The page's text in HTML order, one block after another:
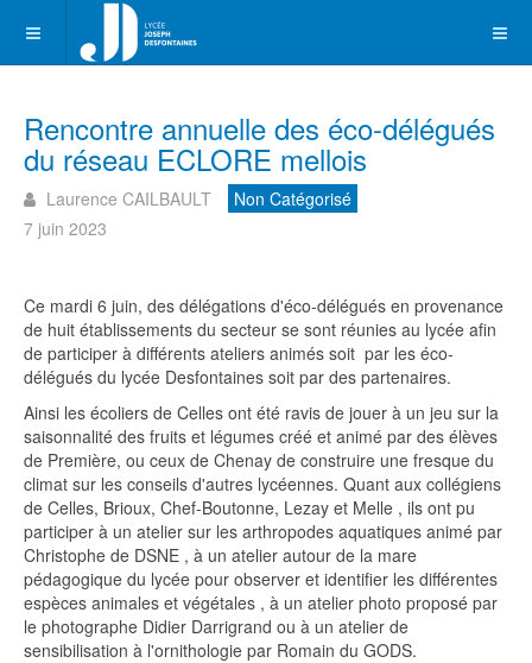
Rencontre annuelle des éco-délégués
du réseau ECLORE mellois
Laurence CAILBAULT
Non Catégorisé
7 juin 2023
Ce mardi 6 juin, des délégations d'éco-délégués en provenance
de huit établissements du secteur se sont réunies au lycée afin
de participer à différents ateliers animés soit par les éco-
délégués du lycée Desfontaines soit par des partenaires.
Ainsi les écoliers de Celles ont été ravis de jouer à un jeu sur la
saisonnalité des fruits et légumes créé et animé par des élèves
de Première, ou ceux de Chenay de construire une fresque du
climat sur les conseils d'autres lycéennes. Quant aux collégiens
de Celles, Brioux, Chef-Boutonne, Lezay et Melle , ils ont pu
participer à un atelier sur les arthropodes aquatiques animé par
Christophe de DSNE , à un atelier autour de la mare
pédagogique du lycée pour observer et identifier les différentes
espèces animales et végétales , à un atelier photo proposé par
le photographe Didier Darrigrand ou à un atelier de
sensibilisation à l'ornithologie par Romain du GODS.